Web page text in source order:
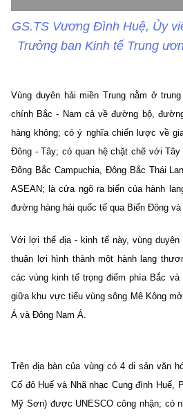
GS.TS Vương Đình Huệ, Ủy
Trưởng ban Kinh tế Trung
Vùng duyên hải miền Trung nằm ở
chính Bắc - Nam cả về đường bộ,
hàng không; có ý nghĩa chiến lược về
Đông - Tây; có quan hệ chặt chẽ với Tây
Đông Bắc Campuchia, Đông Bắc Thái
ASEAN; là cửa ngõ ra biển của hành
đường hàng hải quốc tế qua Biển Đông
Với lợi thế địa - kinh tế này, vùng duyên
thuận lợi hình thành một hành lang
các vùng kinh tế trọng điểm phía Bắc
giữa khu vực tiểu vùng sông Mê Kông
Á và Đông Nam Á.
Trên địa bàn của vùng có 4 di sản văn
Cố đô Huế và Nhã nhạc Cung đình Huế,
Mỹ Sơn) được UNESCO công nhận; có